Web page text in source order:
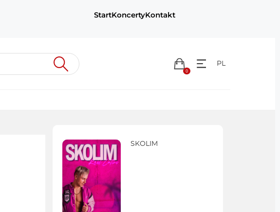
StartKoncertyKontakt